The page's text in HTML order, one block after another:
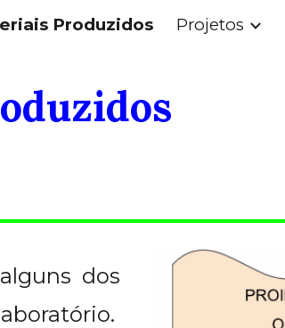
Skip to navigation
Produzidos Projetos
dos